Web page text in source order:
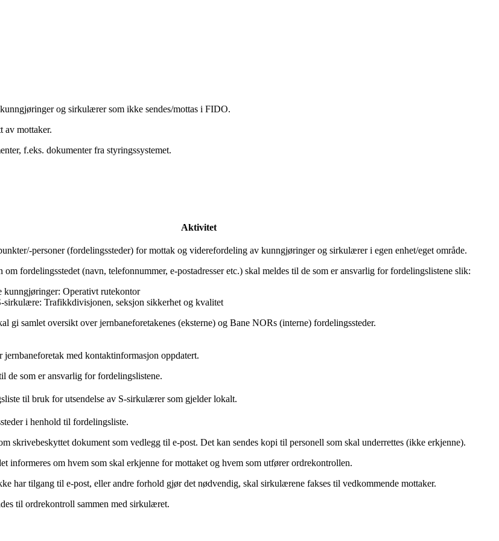
og sirkulærer som ikke sendes/mottas i FIDO.
av mottaker.
f.eks. dokumenter fra styringssystemet.
Aktivitet
personer (fordelingssteder) for mottak og viderefordeling av kunngjøringer og sirkulærer i egen enhet/eget område.
fordelingsstedet (navn, telefonnummer, e-postadresser etc.) skal meldes til de som er ansvarlig for fordelingslistene slik:
kunngjøringer: Operativt rutekontor
sirkulære: Trafikkdivisjonen, seksjon sikkerhet og kvalitet
gi samlet oversikt over jernbaneforetakenes (eksterne) og Bane NORs (interne) fordelingssteder.
med kontaktinformasjon oppdatert.
de som er ansvarlig for fordelingslistene.
til bruk for utsendelse av S-sirkulærer som gjelder lokalt.
i henhold til fordelingsliste.
skrivebeskyttet dokument som vedlegg til e-post. Det kan sendes kopi til personell som skal underrettes (ikke erkjenne).
informeres om hvem som skal erkjenne for mottaket og hvem som utfører ordrekontrollen.
har tilgang til e-post, eller andre forhold gjør det nødvendig, skal sirkulærene fakses til vedkommende mottaker.
til ordrekontroll sammen med sirkulæret.